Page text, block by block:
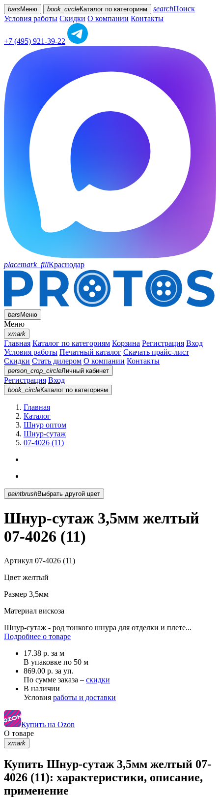
bars Меню book_circleКаталог по категориям searchПоиск
Условия работы Скидки О компании Контакты
+7 (495) 921-39-22
placemark_fillКраснодар
barsМеню
Меню
xmark
Главная Каталог по категориям Корзина Регистрация Вход
Условия работы Печатный каталог Скачать прайс-лист
Скидки Стать дилером О компании Контакты
person_crop_circleЛичный кабинет
Регистрация Вход
book_circleКаталог по категориям
Главная
Каталог
Шнур оптом
Шнур-сутаж
07-4026 (11)
paintbrush Выбрать другой цвет
Шнур-сутаж 3,5мм желтый
07-4026 (11)
Артикул 07-4026 (11)
Цвет желтый
Размер 3,5мм
Материал вискоза
Шнур-сутаж - род тонкого шнура для отделки и плете...
Подробнее о товаре
17.38 р. за м
В упаковке по 50 м
869.00 р. за уп.
По сумме заказа – скидки
В наличии
Условия работы и доставки
Купить на Ozon
О товаре
xmark
Купить Шнур-сутаж 3,5мм желтый 07-
4026 (11): характеристики, описание,
применение